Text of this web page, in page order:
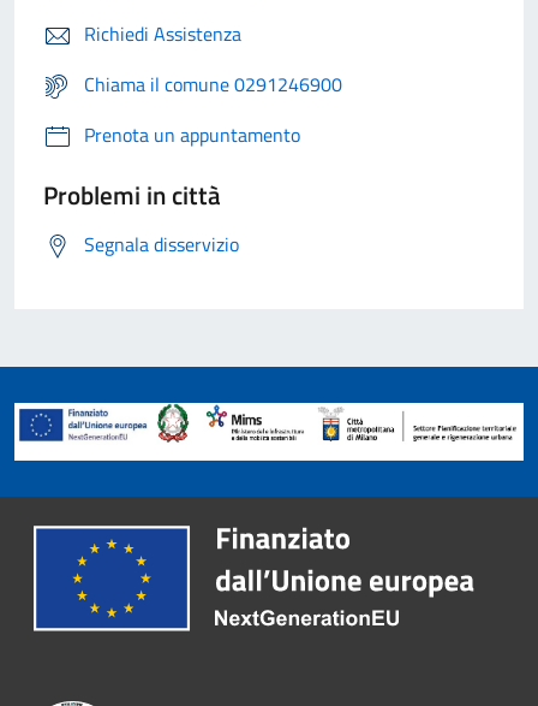
Richiedi Assistenza
Chiama il comune 0291246900
Prenota un appuntamento
Problemi in città
Segnala disservizio